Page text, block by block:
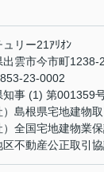
ュリー21ｱﾘｵﾝ
出雲市今市町1238-2
23-0002
知事 (1) 第001359
）島根県宅地建物
）全国宅地建物業
区不動産公正取引